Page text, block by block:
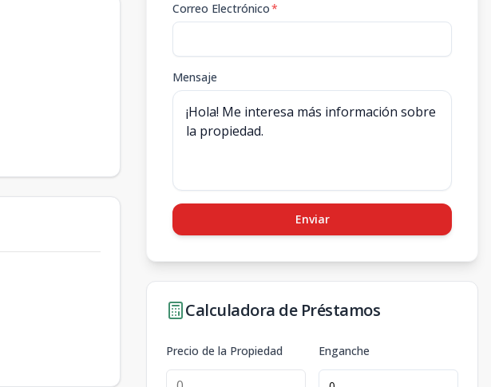
Correo Electrónico*
Mensaje
Enviar
Calculadora de Préstamos
Precio de la Propiedad Enganche